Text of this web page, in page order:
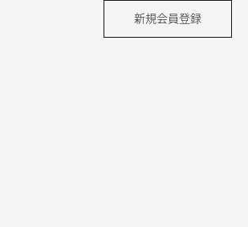
新規会員登録